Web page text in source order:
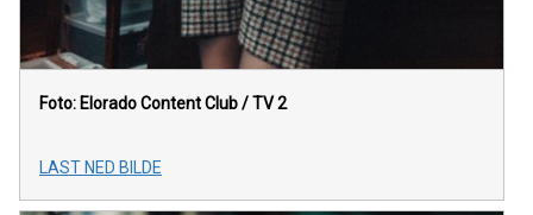
Foto: Elorado Content Club / TV 2
LAST NED BILDE